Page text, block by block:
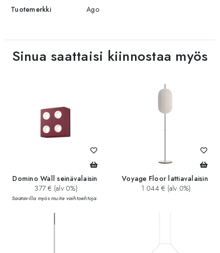
Tuotemerkki Ago
Sinua saattaisi kiinnostaa myös
Domino Wall seinävalaisin
377 € (alv 0%)
Saatavilla myös muita vaihtoehtoja.
Voyage Floor lattiavalaisin
1 044 € (alv 0%)